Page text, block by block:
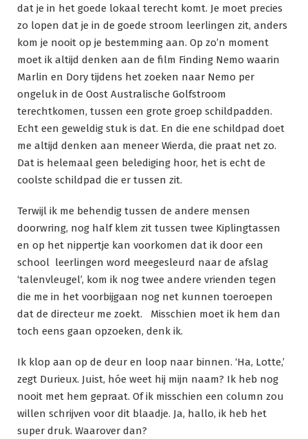
dat je in het goede lokaal terecht komt. Je moet precies
zo lopen dat je in de goede stroom leerlingen zit, anders
kom je nooit op je bestemming aan. Op zo’n moment
moet ik altijd denken aan de film Finding Nemo waarin
Marlin en Dory tijdens het zoeken naar Nemo per
ongeluk in de Oost Australische Golfstroom
terechtkomen, tussen een grote groep schildpadden.
Echt een geweldig stuk is dat. En die ene schildpad doet
me altijd denken aan meneer Wierda, die praat net zo.
Dat is helemaal geen belediging hoor, het is echt de
coolste schildpad die er tussen zit.
Terwijl ik me behendig tussen de andere mensen
doorwring, nog half klem zit tussen twee Kiplingtassen
en op het nippertje kan voorkomen dat ik door een
school leerlingen word meegesleurd naar de afslag
‘talenvleugel’, kom ik nog twee andere vrienden tegen
die me in het voorbijgaan nog net kunnen toeroepen
dat de directeur me zoekt. Misschien moet ik hem dan
toch eens gaan opzoeken, denk ik.
Ik klop aan op de deur en loop naar binnen. ‘Ha, Lotte,’
zegt Durieux. Juist, hóe weet hij mijn naam? Ik heb nog
nooit met hem gepraat. Of ik misschien een column zou
willen schrijven voor dit blaadje. Ja, hallo, ik heb het
super druk. Waarover dan?